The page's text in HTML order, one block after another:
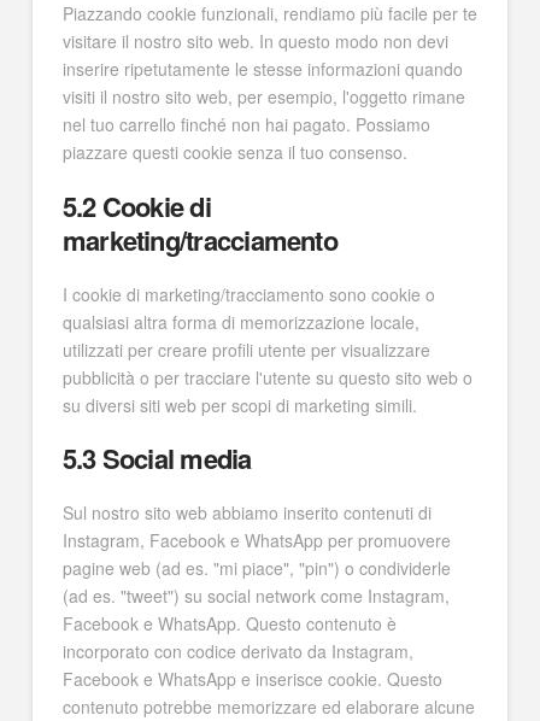
Piazzando cookie funzionali, rendiamo più facile per te
visitare il nostro sito web. In questo modo non devi
inserire ripetutamente le stesse informazioni quando
visiti il nostro sito web, per esempio, l'oggetto rimane
nel tuo carrello finché non hai pagato. Possiamo
piazzare questi cookie senza il tuo consenso.
5.2 Cookie di
marketing/tracciamento
I cookie di marketing/tracciamento sono cookie o
qualsiasi altra forma di memorizzazione locale,
utilizzati per creare profili utente per visualizzare
pubblicità o per tracciare l'utente su questo sito web o
su diversi siti web per scopi di marketing simili.
5.3 Social media
Sul nostro sito web abbiamo inserito contenuti di
Instagram, Facebook e WhatsApp per promuovere
pagine web (ad es. "mi piace", "pin") o condividerle
(ad es. "tweet") su social network come Instagram,
Facebook e WhatsApp. Questo contenuto è
incorporato con codice derivato da Instagram,
Facebook e WhatsApp e inserisce cookie. Questo
contenuto potrebbe memorizzare ed elaborare alcune